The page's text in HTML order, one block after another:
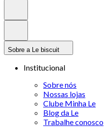
Sobre a Le biscuit
Institucional
Sobre nós
Nossas lojas
Clube Minha Le
Blog da Le
Trabalhe conosco